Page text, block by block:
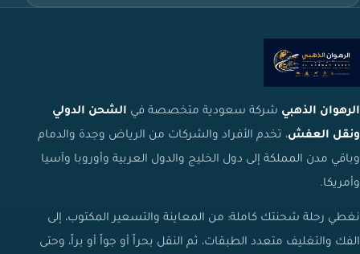
الرهوان الذهبي شركة سعودية متخصصة في الشحن الدولي
ونقل العفش، تخدم الأفراد والشركات من الرياض وجدة والدمام
وباقي مدن المملكة إلى دول الخليج والدول العربية وأوروبا وآسيا
وأمريكا.
نغطي رحلة شحنتك كاملة: من المعاينة والتسعير المكتوب، إلى
الفك والتغليف متعدد الطبقات، ثم النقل بحراً أو جواً أو براً، وحتى